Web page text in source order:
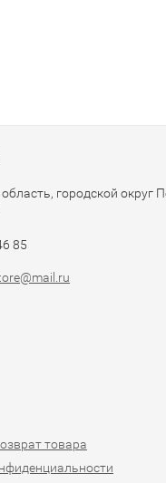
городской округ
85
товара